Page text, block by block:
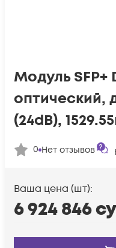
Модуль SFP+
оптический,
(24dB),
0 Нет отзывов
Ваша цена (шт):
6 924 846